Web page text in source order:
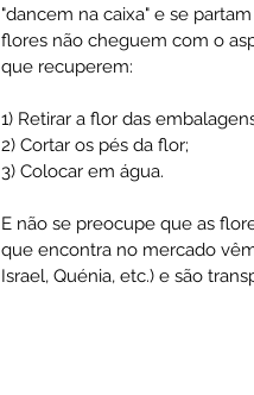
"dancem na caixa" e se
flores não cheguem com o
que recuperem:
1) Retirar a flor das
2) Cortar os pés da flor;
3) Colocar em água.
E não se preocupe que as
que encontra no mercado
Israel, Quénia, etc.) e são